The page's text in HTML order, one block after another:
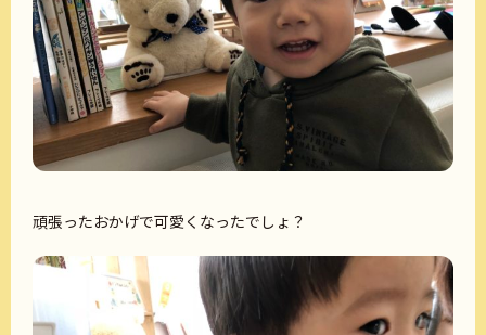
頑張ったおかげで可愛くなったでしょ？